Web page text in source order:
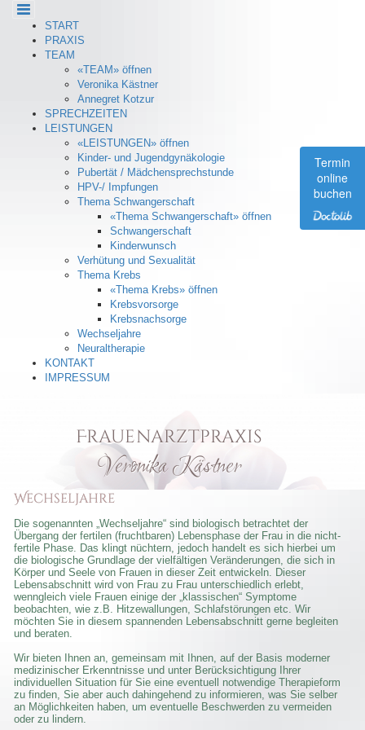
START
PRAXIS
TEAM
«TEAM» öffnen
Veronika Kästner
Annegret Kotzur
SPRECHZEITEN
LEISTUNGEN
«LEISTUNGEN» öffnen
Kinder- und Jugendgynäkologie
Pubertät / Mädchensprechstunde
HPV-/ Impfungen
Thema Schwangerschaft
«Thema Schwangerschaft» öffnen
Schwangerschaft
Kinderwunsch
Verhütung und Sexualität
Thema Krebs
«Thema Krebs» öffnen
Krebsvorsorge
Krebsnachsorge
Wechseljahre
Neuraltherapie
KONTAKT
IMPRESSUM
Frauenarztpraxis
Veronika Kästner
Wechseljahre
Die sogenannten „Wechseljahre“ sind biologisch betrachtet der
Übergang der fertilen (fruchtbaren) Lebensphase der Frau in die nicht-
fertile Phase. Das klingt nüchtern, jedoch handelt es sich hierbei um
die biologische Grundlage der vielfältigen Veränderungen, die sich in
Körper und Seele von Frauen in dieser Zeit entwickeln. Dieser
Lebensabschnitt wird von Frau zu Frau unterschiedlich erlebt,
wenngleich viele Frauen einige der „klassischen“ Symptome
beobachten, wie z.B. Hitzewallungen, Schlafstörungen etc. Wir
möchten Sie in diesem spannenden Lebensabschnitt gerne begleiten
und beraten.
Wir bieten Ihnen an, gemeinsam mit Ihnen, auf der Basis moderner
medizinischer Erkenntnisse und unter Berücksichtigung Ihrer
individuellen Situation für Sie eine eventuell notwendige Therapieform
zu finden, Sie aber auch dahingehend zu informieren, was Sie selber
an Möglichkeiten haben, um eventuelle Beschwerden zu vermeiden
oder zu lindern.
Termin
online
buchen
Cookie-Einstellungen